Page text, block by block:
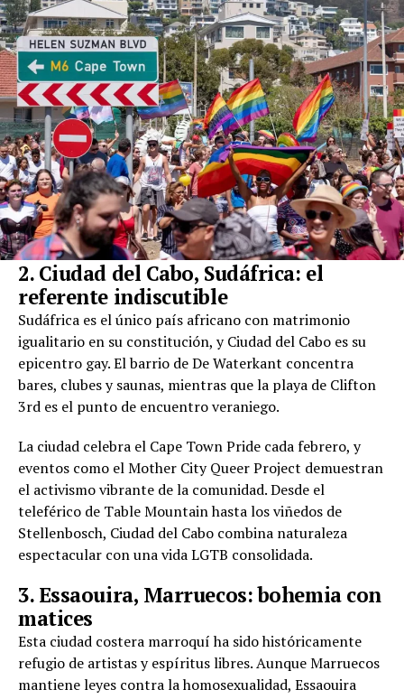
2. Ciudad del Cabo, Sudáfrica: el
referente indiscutible
Sudáfrica es el único país africano con matrimonio
igualitario en su constitución, y Ciudad del Cabo es su
epicentro gay. El barrio de De Waterkant concentra
bares, clubes y saunas, mientras que la playa de Clifton
3rd es el punto de encuentro veraniego.
La ciudad celebra el Cape Town Pride cada febrero, y
eventos como el Mother City Queer Project demuestran
el activismo vibrante de la comunidad. Desde el
teleférico de Table Mountain hasta los viñedos de
Stellenbosch, Ciudad del Cabo combina naturaleza
espectacular con una vida LGTB consolidada.
3. Essaouira, Marruecos: bohemia con
matices
Esta ciudad costera marroquí ha sido históricamente
refugio de artistas y espíritus libres. Aunque Marruecos
mantiene leyes contra la homosexualidad, Essaouira